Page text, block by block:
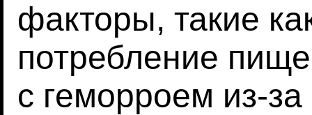
факторы, такие
потребление
с геморроем из-